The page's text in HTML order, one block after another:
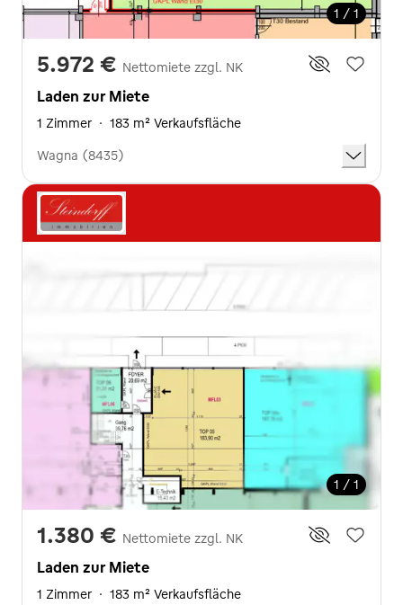
1 / 1
5.972 € Nettomiete zzgl. NK
Laden zur Miete
1 Zimmer · 183 m² Verkaufsfläche
Wagna (8435)
1 / 1
1.380 € Nettomiete zzgl. NK
Laden zur Miete
1 Zimmer · 183 m² Verkaufsfläche